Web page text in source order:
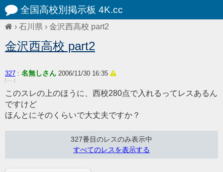
全国高校別掲示板 4K.cc
› 石川県 › 金沢西高校 part2
金沢西高校 part2
327 : 名無しさん 2006/11/30 16:35
[ ---- ]
このスレの上のほうに、西校280点で入れるってレスあるん
ですけど
ほんとにそのくらいで大丈夫ですか？
327番目のレスのみ表示中
すべてのレスを表示する